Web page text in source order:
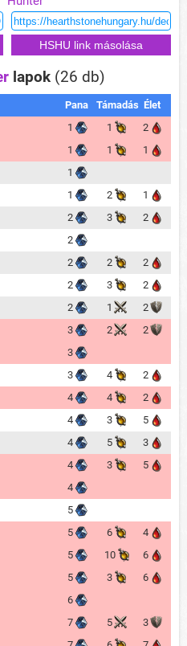
lapok (26 db)
Pana Támadás Élet
1 1
2
1 1
1
1
1 2
1
2 3
2
2
2 2
2
2 3
2
2 1
2
3 2
2
3
3 4
2
4 4
2
4 3
5
4 5
3
4 3
5
4
5
5 6
4
5 10
6
5 3
6
6
7 5
3